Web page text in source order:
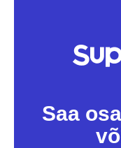
Saa